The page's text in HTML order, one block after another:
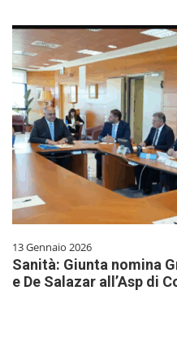
13 Gennaio 2026
Sanità: Giunta nomina
e De Salazar all’Asp di